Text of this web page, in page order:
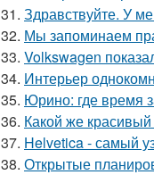
31. Здравствуйте. У
32. Мы запоминаем
33. Volkswagen
34. Интерьер
35. Юрино: где время
36. Какой же
37. Helvetica - самый
38. Открытые